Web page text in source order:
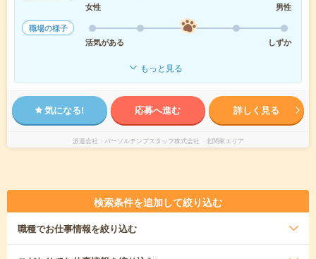
女性
男性
職場の様子
活気がある
しずか
もっと見る
気になる! 応募へ進む 詳しく見る
派遣会社 パーソルテンプスタッフ株式会社 北関東エリア
検索条件を追加して絞り込む
職種でお仕事情報を絞り込む